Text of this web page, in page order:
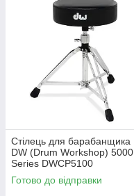
Стілець для барабанщика
DW (Drum Workshop) 5000
Series DWCP5100
Готово до відправки